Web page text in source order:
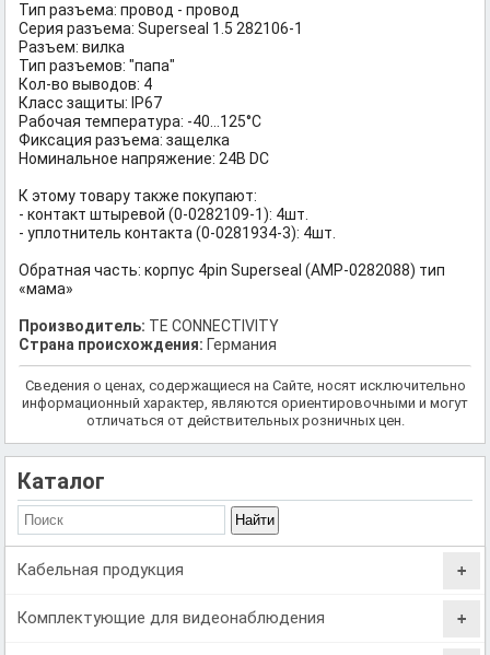
Тип разъема: провод - провод
Серия разъема: Superseal 1.5 282106-1
Разъем: вилка
Тип разъемов: "папа"
Кол-во выводов: 4
Класс защиты: IP67
Рабочая температура: -40...125°C
Фиксация разъема: защелка
Номинальное напряжение: 24В DC
К этому товару также покупают:
- контакт штыревой (0-0282109-1): 4шт.
- уплотнитель контакта (0-0281934-3): 4шт.
Обратная часть: корпус 4pin Superseal (AMP-0282088) тип
«мама»
Производитель: TE CONNECTIVITY
Страна происхождения: Германия
Сведения о ценах, содержащиеся на Сайте, носят исключительно
информационный характер, являются ориентировочными и могут
отличаться от действительных розничных цен.
Каталог
Кабельная продукция
Комплектующие для видеонаблюдения